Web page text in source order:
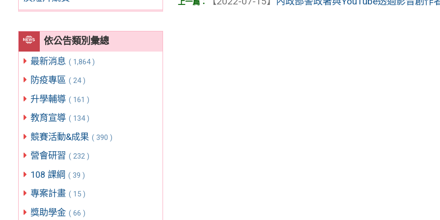
依公告類別彙總
最新消息 ( 1,864 )
防疫專區 ( 24 )
升學輔導 ( 161 )
教育宣導 ( 134 )
競賽活動&成果 ( 390 )
營會研習 ( 232 )
108 課綱 ( 39 )
專案計畫 ( 15 )
獎助學金 ( 66 )